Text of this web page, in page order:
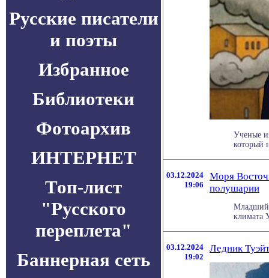
Русские писатели
и поэты
Избранное
Библиотеки
Фотоархив
ИНТЕРНЕТ
Топ-лист
"Русского
переплета"
Баннерная сеть
Ученые
который
03.12.2024
19:06
Моря
полушарии
Младший
климата
03.12.2024
19:02
Ледник